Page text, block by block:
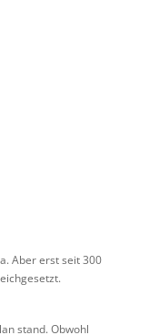
Aber erst seit 300
stand. Obwohl